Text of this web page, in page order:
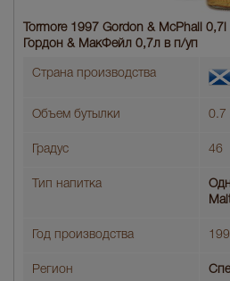
Tormore 1997 Gordon & McPhail
Гордон & МакФейл 0,7л в п/уп
Страна производства
Объем бутылки 0.7
Градус 46
Тип напитка
Год производства
Регион